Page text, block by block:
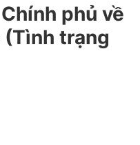
phủ về
trạng